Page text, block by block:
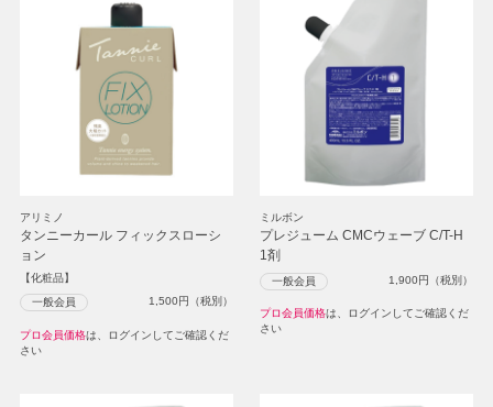
アリミノ
タンニーカール フィックスローシ
ョン
【化粧品】
一般会員 1,500円（税別）
プロ会員価格は、ログインしてご確認くだ
さい
ミルボン
プレジューム CMCウェーブ C/T-H
1剤
一般会員 1,900円（税別）
プロ会員価格は、ログインしてご確認くだ
さい